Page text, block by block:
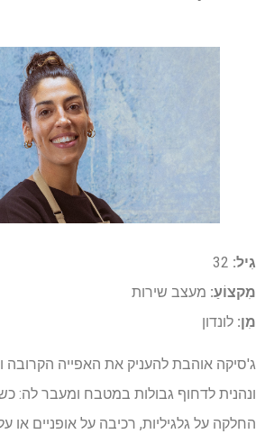
גִיל: 32
מִקצוֹעַ: מעצב שירות
מִן: לונדון
ג'סיקה אוהבת להעניק את האפייה הקרובה
ונהנית לדחוף גבולות במטבח ומעבר לה:
החלקה על גלגיליות, רכיבה על אופניים